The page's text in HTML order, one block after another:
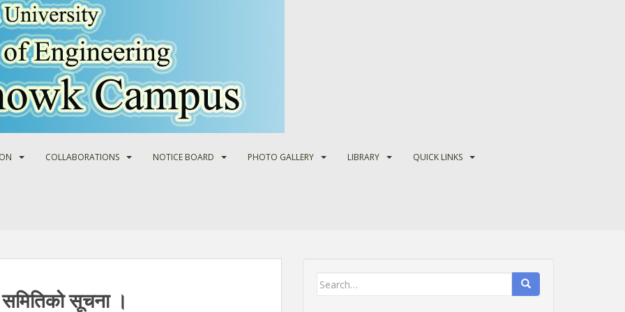
COLLABORATIONS NOTICE BOARD PHOTO GALLERY LIBRARY QUICK LINKS
सूचना ।
Search